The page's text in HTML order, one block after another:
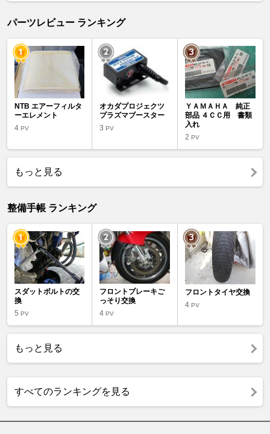
パーツレビュー ランキング
NTB エアーフィルタ
ーエレメント
4 PV
オカダプロジェクツ
プラズマブースター
3PV
ＹＡＭＡＨＡ 純正
部品 ４ＣＣ用 書類
入れ
2 PV
もっと見る
整備手帳 ランキング
スダットボルトの交
換
5 PV
フロントブレーキご
っそり交換
4PV
フロントタイヤ交換
4 PV
もっと見る
すべてのランキングを見る